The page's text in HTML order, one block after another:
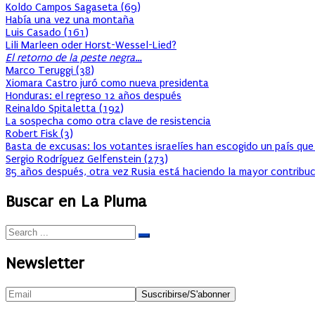
Koldo Campos Sagaseta (69)
Había una vez una montaña
Luis Casado (161)
Lili Marleen oder Horst-Wessel-Lied?
El retorno de la peste negra…
Marco Teruggi (38)
Xiomara Castro juró como nueva presidenta
Honduras: el regreso 12 años después
Reinaldo Spitaletta (192)
La sospecha como otra clave de resistencia
Robert Fisk (3)
Basta de excusas: los votantes israelíes han escogido un país
Sergio Rodríguez Gelfenstein (273)
85 años después, otra vez Rusia está haciendo la mayor
Buscar en La Pluma
Newsletter